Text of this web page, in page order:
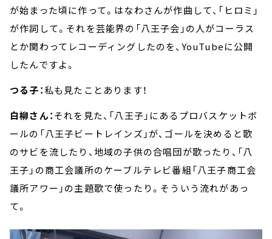
が始まった頃に作って。はなわさんが作曲して、「ヒロミ」
が作詞して。それを芸能界の「八王子会」の人がコーラス
とか関わってレコーディングしたのを、YouTubeに公開
したんですよ。
つる子：私も見たことあります！
白柳さん：それを見た、「八王子」にあるプロバスケットボ
ールの「八王子ビートレインズ」が、ゴールを決めると歌
のサビを流したり、地域の子供の合唱団が歌ったり、「八
王子」の商工会議所のケーブルテレビ番組「八王子商工会
議所アワー」の主題歌で使ったり。そういう流れがあっ
て。